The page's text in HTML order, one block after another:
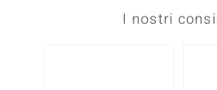
I nostri